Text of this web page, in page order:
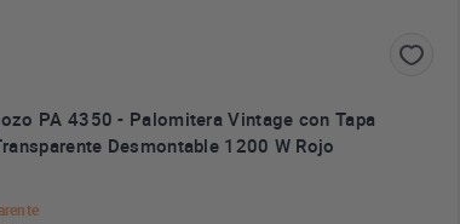
PA 4350 - Palomitera Vintage con Tapa
Desmontable 1200 W Rojo